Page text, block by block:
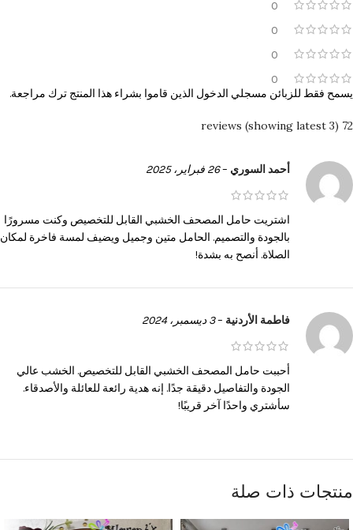
0
0
0
0
72 reviews (showing latest 3)
أحمد السوري –26 فبراير، 2025
اشتريت حامل المصحف الخشبي القابل للتخصيص وكنت مسرورًا
بالجودة والتصميم. الحامل متين وجميل ويضيف لمسة فاخرة لمكان
الصلاة. أنصح به بشدة!
فاطمة الأردنية –3 ديسمبر، 2024
أحببت حامل المصحف الخشبي القابل للتخصيص. الخشب عالي
الجودة والتفاصيل دقيقة جدًا. إنه هدية رائعة للعائلة والأصدقاء.
سأشتري واحدًا آخر قريبًا!
يسمح فقط للزبائن مسجلي الدخول الذين قاموا بشراء هذا المنتج ترك مراجعة.
منتجات ذات صلة